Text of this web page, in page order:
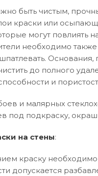
быть чистым,
краски или
могут повлиять
необходимо
до полного
и
и малярных
под подкраску,
на стены:
краску
допускается